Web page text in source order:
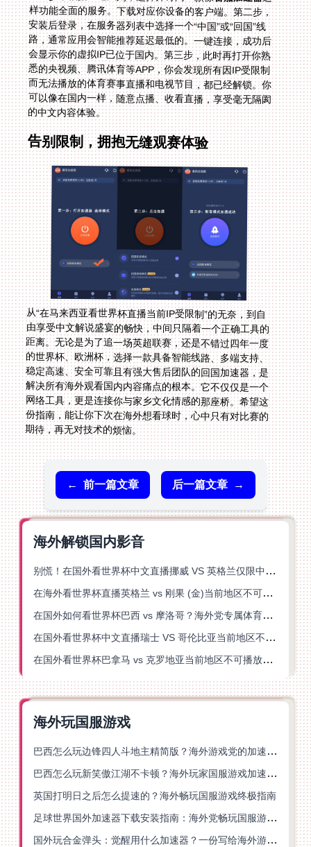
的中文内容体验。
告别限制，拥抱无缝观赛体验
从“在马来西亚看世界杯直播当前IP受限制”的无奈，到自
由享受中文解说盛宴的畅快，中间只隔着一个正确工具的
距离。无论是为了追一场英超联赛，还是不错过四年一度
的世界杯、欧洲杯，选择一款具备智能线路、多端支持、
稳定高速、安全可靠且有强大售后团队的回国加速器，是
解决所有海外观看国内内容痛点的根本。它不仅仅是一个
网络工具，更是连接你与家乡文化情感的那座桥。希望这
份指南，能让你下次在海外想看球时，心中只有对比赛的
期待，再无对技术的烦恼。
← 前一篇文章 后一篇文章 →
海外解锁国内影音
别慌！在国外看世界杯中文直播挪威 VS 英格兰仅限中国大陆？这篇指南帮你搞定
在海外看世界杯直播英格兰 vs 刚果 (金)当前地区不可播放？这篇指南帮你突破所有限制
在国外如何看世界杯巴西 vs 摩洛哥？海外党专属体育观赛指南来了
在国外看世界杯中文直播瑞士 VS 哥伦比亚当前地区不可播放？这篇指南帮你搞定
在国外看世界杯巴拿马 vs 克罗地亚当前地区不可播放？这篇指南帮你轻松解决海外体育直播难题
海外玩国服游戏
巴西怎么玩边锋四人斗地主精简版？海外游戏党的加速器终极选择
巴西怎么玩新笑傲江湖不卡顿？海外玩家国服游戏加速终极指南（附猫和老鼠一梦江湖实测）
英国打明日之后怎么提速的？海外畅玩国服游戏终极指南
足球世界国外加速器下载安装指南：海外党畅玩国服游戏的终极解决方案
国外玩合金弹头：觉醒用什么加速器？一份写给海外游子的畅玩指南